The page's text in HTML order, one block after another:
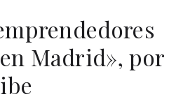
Madrid», por